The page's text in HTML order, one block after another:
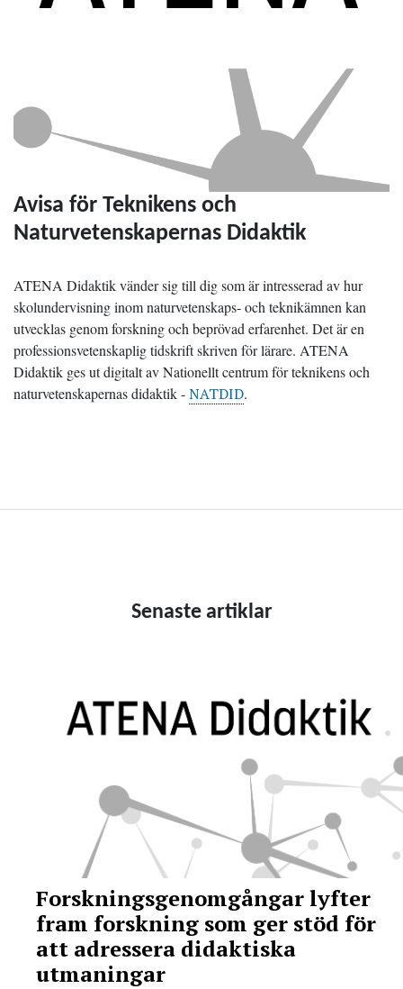
Avisa för Teknikens och
Naturvetenskapernas Didaktik
ATENA Didaktik vänder sig till dig som är intresserad av hur
skolundervisning inom naturvetenskaps- och teknikämnen kan
utvecklas genom forskning och beprövad erfarenhet. Det är en
professionsvetenskaplig tidskrift skriven för lärare. ATENA
Didaktik ges ut digitalt av Nationellt centrum för teknikens och
naturvetenskapernas didaktik -NATDID.
Senaste artiklar
Forskningsgenomgångar lyfter
fram forskning som ger stöd för
att adressera didaktiska
utmaningar